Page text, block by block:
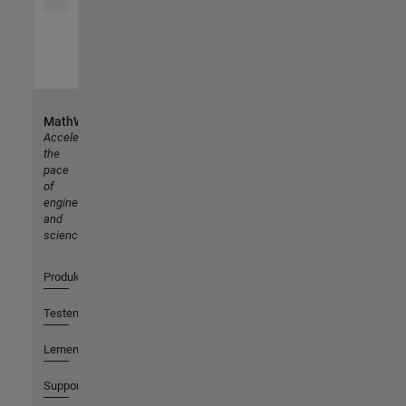
MathWorks
Accelerating
the
pace
of
engineering
and
science
Produkte
Testen oder Kaufen
Lernen
Support